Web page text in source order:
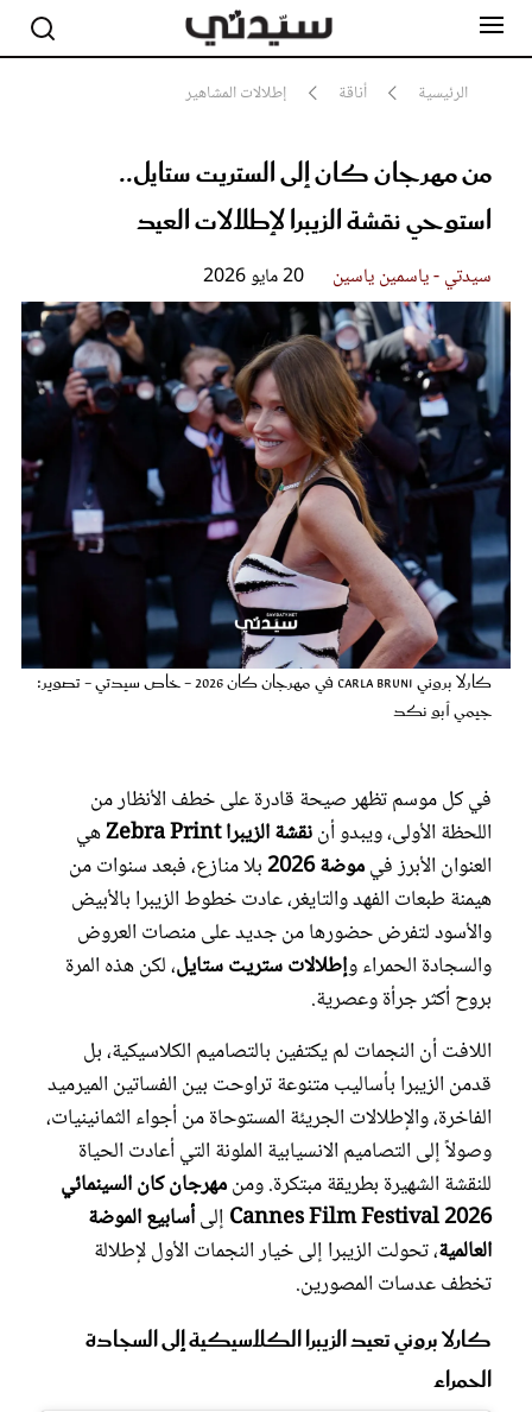
الرئيسية أناقة إطلالات المشاهير
من مهرجان كان إلى الستريت ستايل..
استوحي نقشة الزيبرا لإطلالات العيد
سيدتي - ياسمين ياسين 20 مايو 2026
كارلا بروني Carla Bruni في مهرجان كان 2026 - خاص سيدتي - تصوير:
جيمي أبو نكد​​​​​​​
في كل موسم تظهر صيحة قادرة على خطف الأنظار من
اللحظة الأولى، ويبدو أننقشة الزيبرا Zebra Print
هي
العنوان الأبرز فيموضة 2026
بلا منازع، فبعد سنوات من
هيمنة طبعات الفهد والتايغر، عادت خطوط الزيبرا بالأبيض
والأسود لتفرض حضورها من جديد على منصات العروض
والسجادة الحمراء وإطلالات ستريت ستايل، لكن هذه المرة
بروح أكثر جرأة وعصرية.
اللافت أن النجمات لم يكتفين بالتصاميم الكلاسيكية، بل
قدمن الزيبرا بأساليب متنوعة تراوحت بين الفساتين الميرميد
الفاخرة، والإطلالات الجريئة المستوحاة من أجواء الثمانينيات،
وصولاً إلى التصاميم الانسيابية الملونة التي أعادت الحياة
للنقشة الشهيرة بطريقة مبتكرة. ومنمهرجان كان السينمائي
2026 Cannes Film Festival
إلىأسابيع الموضة
العالمية، تحولت الزيبرا إلى خيار النجمات الأول لإطلالة
تخطف عدسات المصورين.
كارلا بروني تعيد الزيبرا الكلاسيكية إلى السجادة
الحمراء
مشاهير
جمال
صحة ورشاقة
سيدتي وطفلك
لايف ستايل
بلس+
فيديو
مطبخ سيدتي
مقالات الرأي
ستايل
تقارير
عروس سيدتي
مجلة سيدتي
غلاف رفمي